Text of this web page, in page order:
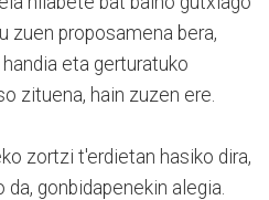
zuen proposamena bera,
eta gerturatuko
zituena, hain zuzen ere.
zortzi t'erdietan hasiko dira,
gonbidapenekin alegia.